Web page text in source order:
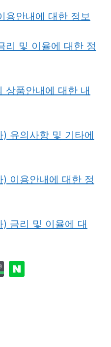
용안내에 대한 정보
리 및 이율에 대한 정
상품안내에 대한 내
유의사항 및 기타에
이용안내에 대한 정
금리 및 이율에 대